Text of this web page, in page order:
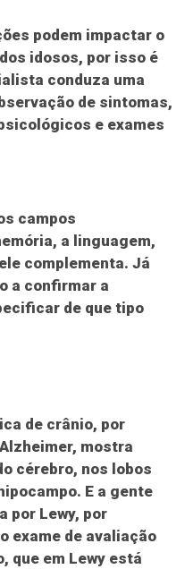
podem impactar o
idosos, por isso é
conduza uma
de sintomas,
e exames
campos
a linguagem,
complementa. Já
a confirmar a
de que tipo
de crânio, por
mostra
cérebro, nos lobos
E a gente
por Lewy, por
exame de avaliação
que em Lewy está